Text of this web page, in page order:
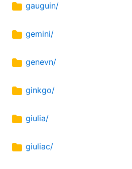
gauguin/
gemini/
genevn/
ginkgo/
giulia/
giuliac/